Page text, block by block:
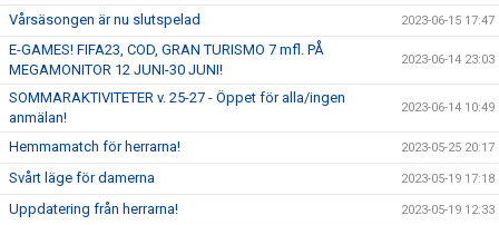
Vårsäsongen är nu slutspelad 2023-06-15 17:47
E-GAMES! FIFA23, COD, GRAN TURISMO 7 mfl. PÅ
MEGAMONITOR 12 JUNI-30 JUNI!
2023-06-14 23:03
SOMMARAKTIVITETER v. 25-27 - Öppet för alla/ingen
anmälan!
2023-06-14 10:49
Hemmamatch för herrarna! 2023-05-25 20:17
Svårt läge för damerna 2023-05-19 17:18
Uppdatering från herrarna! 2023-05-19 12:33